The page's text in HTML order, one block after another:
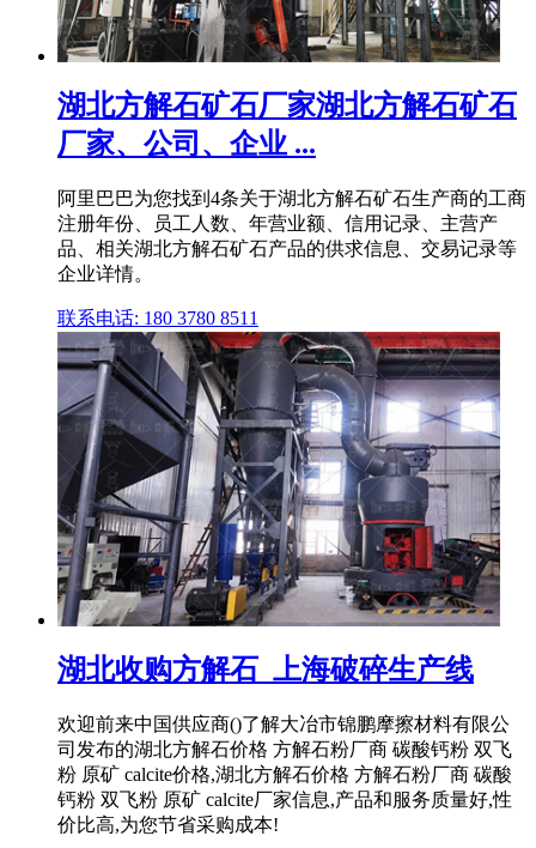
湖北方解石矿石厂家湖北方解石矿石
厂家、公司、企业 ...
阿里巴巴为您找到4条关于湖北方解石矿石生产商的工商
注册年份、员工人数、年营业额、信用记录、主营产
品、相关湖北方解石矿石产品的供求信息、交易记录等
企业详情。
联系电话: 180 3780 8511
湖北收购方解石_上海破碎生产线
欢迎前来中国供应商()了解大冶市锦鹏摩擦材料有限公
司发布的湖北方解石价格 方解石粉厂商 碳酸钙粉 双飞
粉 原矿 calcite价格,湖北方解石价格 方解石粉厂商 碳酸
钙粉 双飞粉 原矿 calcite厂家信息,产品和服务质量好,性
价比高,为您节省采购成本!